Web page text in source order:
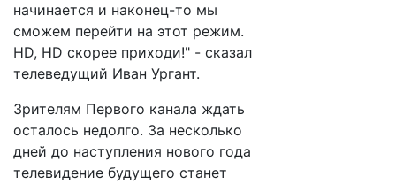
начинается и наконец-то мы
сможем перейти на этот режим.
HD, HD скорее приходи!" - сказал
телеведущий Иван Ургант.
Зрителям Первого канала ждать
осталось недолго. За несколько
дней до наступления нового года
телевидение будущего станет